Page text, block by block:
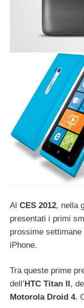
Al CES 2012, nella
presentati i primi
prossime
iPhone.
Tra queste prime
dell’ HTC Titan II , del
Motorola Droid 4.